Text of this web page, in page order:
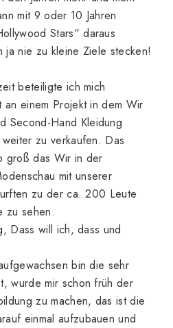
mit 9 oder 10 Jahren
Stars“ daraus
ja nie zu kleine Ziele stecken!
beteiligte ich mich
einem Projekt in dem Wir
Second-Hand Kleidung
zu verkaufen. Das
groß das Wir in der
mit unserer
zu der ca. 200 Leute
zu sehen.
Dass will ich, dass und
bin die sehr
wurde mir schon früh der
zu machen, das ist die
einmal aufzubauen und